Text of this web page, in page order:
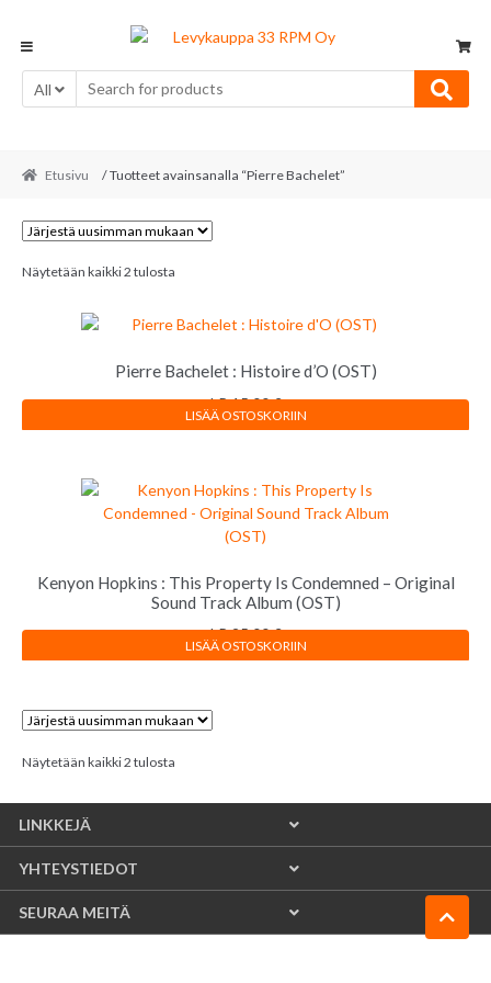
navigation
content
All
Etusivu / Tuotteet avainsanalla “Pierre Bachelet”
Näytetään kaikki 2 tulostaSorted
Pierre Bachelet : Histoire d’O (OST)
LP15,00€
LISÄÄ OSTOSKORIIN
Kenyon Hopkins : This Property Is Condemned – Original
Sound Track Album (OST)
LP25,00€
LISÄÄ OSTOSKORIIN
Näytetään kaikki 2 tulostaSorted
latest
LINKKEJÄ
YHTEYSTIEDOT
SEURAA MEITÄ